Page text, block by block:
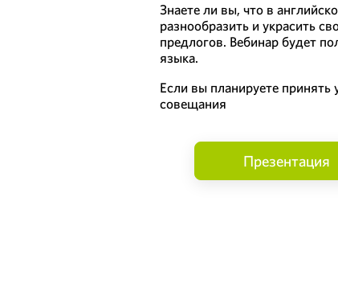
Знаете ли вы, что в
разнообразить и украсить
предлогов. Вебинар будет
языка.
Если вы планируете
совещания
Презентация